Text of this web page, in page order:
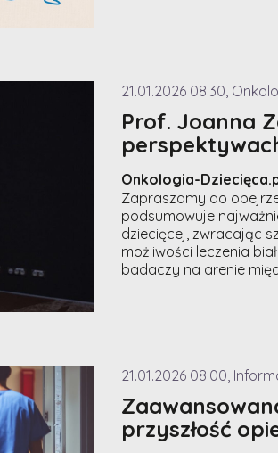
21.01.2026 08:30,
Prof. Joanna
Onkologia-
Zapraszamy do
podsumowuje
dziecięcej, zwracając
możliwości leczenia
badaczy na arenie
21.01.2026 08:00,
przyszłość